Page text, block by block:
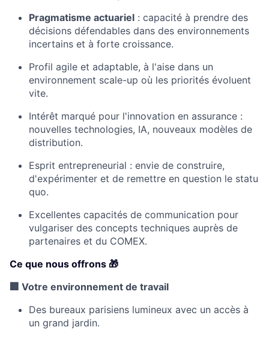
Pragmatisme actuariel : capacité à prendre des
décisions défendables dans des environnements
incertains et à forte croissance.
Profil agile et adaptable, à l'aise dans un
environnement scale-up où les priorités évoluent
vite.
Intérêt marqué pour l'innovation en assurance :
nouvelles technologies, IA, nouveaux modèles de
distribution.
Esprit entrepreneurial : envie de construire,
d'expérimenter et de remettre en question le statu
quo.
Excellentes capacités de communication pour
vulgariser des concepts techniques auprès de
partenaires et du COMEX.
Ce que nous offrons 🎁
🏢 Votre environnement de travail
Des bureaux parisiens lumineux avec un accès à
un grand jardin.